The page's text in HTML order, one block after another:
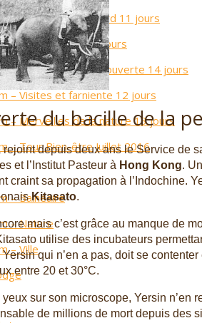
– Les Routes du nord 11 jours
– Gastronomie 14 jours
& Cambodge – Découverte 14 jours
– Visites et farniente 12 jours
– Merveilles de la nature 13 jours
– Tour Bien-être Juillet 2016
– Balnéaire
– Nature
– Ville
du bacille de la
rejoint depuis deux ans le Service de
et l’Institut Pasteur à Hong Kong.
craint sa propagation à l’Indochine.
Kitasato.
mais c’est grâce au manque de
utilise des incubateurs
qui n’en a pas, doit se
entre 20 et 30°C.
yeux sur son microscope, Yersin
de millions de mort depuis des